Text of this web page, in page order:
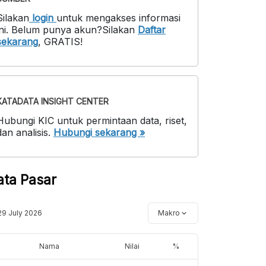
login untuk mengakses informasi
. Belum punya akun?Silakan Daftar
, GRATIS!
INSIGHT CENTER
KIC untuk permintaan data, riset,
analisis. Hubungi sekarang »
Pasar
July 2026 Makro
Nama Nilai %